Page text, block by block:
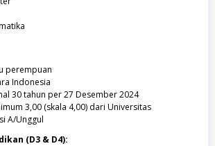
perempuan
Indonesia
30 tahun per 27 Desember 2024
3,00 (skala 4,00) dari Universitas
A/Unggul
(D3 & D4):